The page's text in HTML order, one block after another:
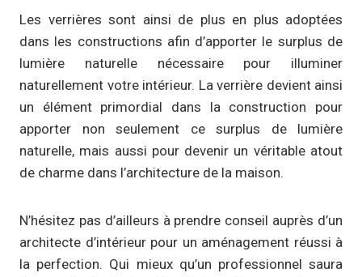
Les verrières sont ainsi de plus en plus adoptées
dans les constructions afin d’apporter le surplus de
lumière naturelle nécessaire pour illuminer
naturellement votre intérieur. La verrière devient ainsi
un élément primordial dans la construction pour
apporter non seulement ce surplus de lumière
naturelle, mais aussi pour devenir un véritable atout
de charme dans l’architecture de la maison.
N’hésitez pas d’ailleurs à prendre conseil auprès d’un
architecte d’intérieur pour un aménagement réussi à
la perfection. Qui mieux qu’un professionnel saura